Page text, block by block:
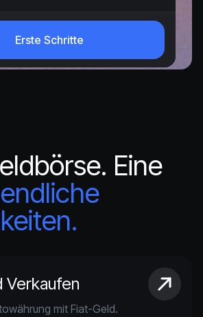
Erste Schritte
Eine
Verkaufen
mit Fiat-Geld.